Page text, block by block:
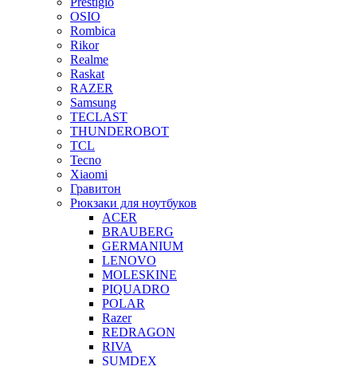
OSIO
Rombica
Rikor
Realme
Raskat
RAZER
Samsung
TECLAST
THUNDEROBOT
TCL
Tecno
Xiaomi
Гравитон
Рюкзаки для ноутбуков
ACER
BRAUBERG
GERMANIUM
LENOVO
MOLESKINE
PIQUADRO
POLAR
Razer
REDRAGON
RIVA
SUMDEX